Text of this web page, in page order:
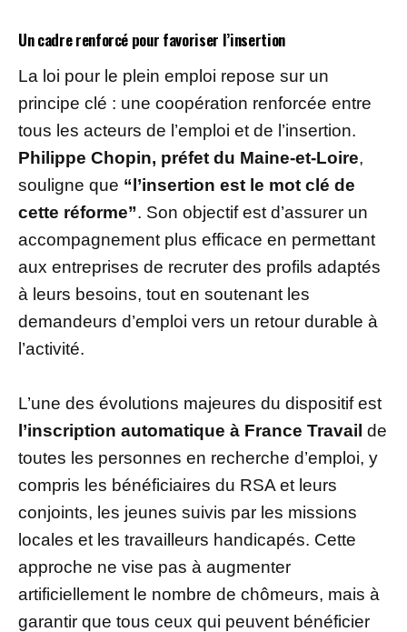
Un cadre renforcé pour favoriser l’insertion
La loi pour le plein emploi repose sur un
principe clé : une coopération renforcée entre
tous les acteurs de l’emploi et de l’insertion.
Philippe Chopin, préfet du Maine-et-Loire,
souligne que “l’insertion est le mot clé de
cette réforme”. Son objectif est d’assurer un
accompagnement plus efficace en permettant
aux entreprises de recruter des profils adaptés
à leurs besoins, tout en soutenant les
demandeurs d’emploi vers un retour durable à
l’activité.
L’une des évolutions majeures du dispositif est
l’inscription automatique à France Travail de
toutes les personnes en recherche d’emploi, y
compris les bénéficiaires du RSA et leurs
conjoints, les jeunes suivis par les missions
locales et les travailleurs handicapés. Cette
approche ne vise pas à augmenter
artificiellement le nombre de chômeurs, mais à
garantir que tous ceux qui peuvent bénéficier